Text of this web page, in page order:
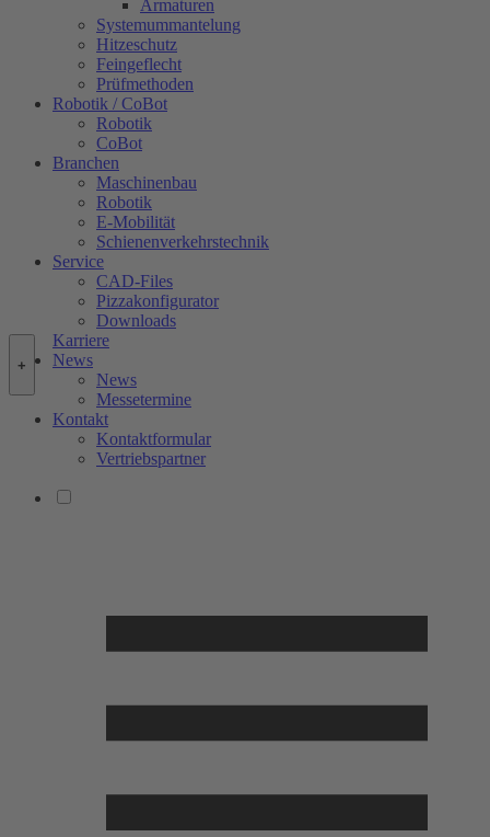
Armaturen
Systemummantelung
Hitzeschutz
Feingeflecht
Prüfmethoden
Robotik / CoBot
Robotik
CoBot
Branchen
Maschinenbau
Robotik
E-Mobilität
Schienenverkehrstechnik
Service
CAD-Files
Pizzakonfigurator
Downloads
Karriere
News
News
Messetermine
Kontakt
Kontaktformular
Vertriebspartner
+